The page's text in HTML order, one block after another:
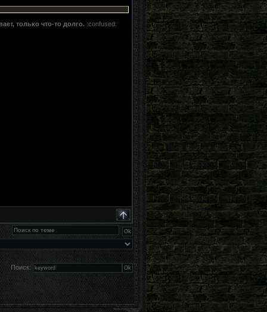
только что-то долго. :confused:
Поиск: